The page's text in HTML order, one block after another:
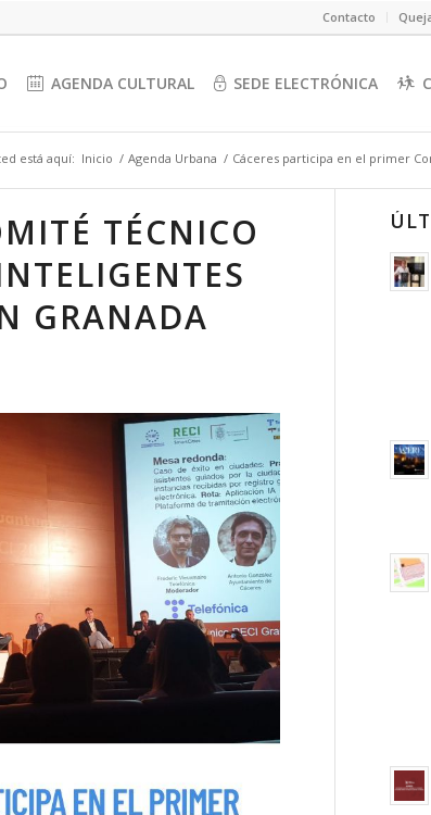
Contacto
AGENDA CULTURAL SEDE ELECTRÓNICA
está aquí: Inicio / Agenda Urbana / Cáceres participa en el primer
TÉCNICO
GRANADA